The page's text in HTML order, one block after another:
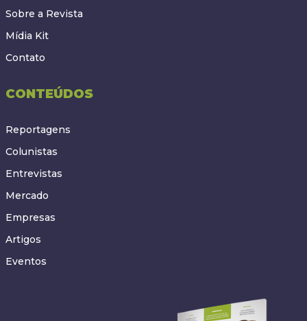
Sobre a Revista
Mídia Kit
Contato
CONTEÚDOS
Reportagens
Colunistas
Entrevistas
Mercado
Empresas
Artigos
Eventos